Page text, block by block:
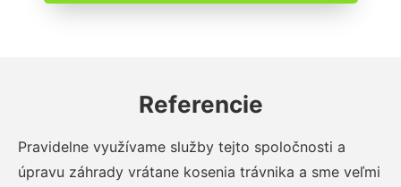
Referencie
Pravidelne využívame služby tejto spoločnosti a
úpravu záhrady vrátane kosenia trávnika a sme veľmi